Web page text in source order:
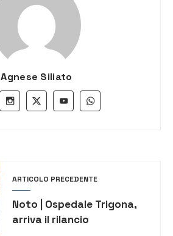
Agnese Siliato
ARTICOLO PRECEDENTE
Noto | Ospedale Trigona,
arriva il rilancio